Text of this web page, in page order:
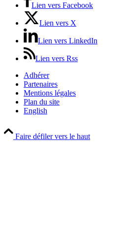
Lien vers Facebook
Lien vers X
Lien vers LinkedIn
Lien vers Rss
Adhérer
Partenaires
Mentions légales
Plan du site
English
Faire défiler vers le haut